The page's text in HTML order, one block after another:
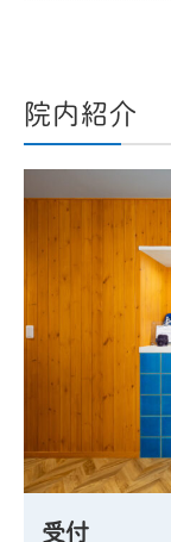
院内紹介
受付